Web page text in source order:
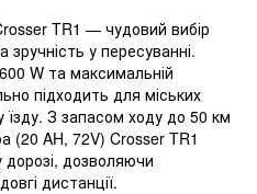
TR1 — чудовий вибір
зручність у пересуванні.
W та максимальній
підходить для міських
їзду. З запасом ходу до 50 км
(20 AH, 72V) Crosser TR1
дозволяючи
дистанції.